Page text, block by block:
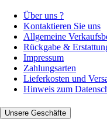
Über uns ?
Kontaktieren Sie uns
Allgemeine
Rückgabe &
Impressum
Zahlungsarten
Lieferkosten und
Hinweis zum
Unsere Geschäfte